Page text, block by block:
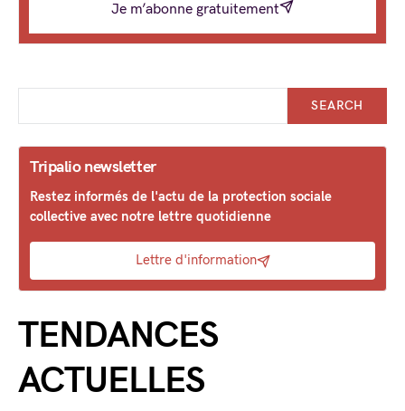
Je m’abonne gratuitement
SEARCH
Tripalio newsletter
Restez informés de l'actu de la protection sociale
collective avec notre lettre quotidienne
Lettre d'information
TENDANCES
ACTUELLES